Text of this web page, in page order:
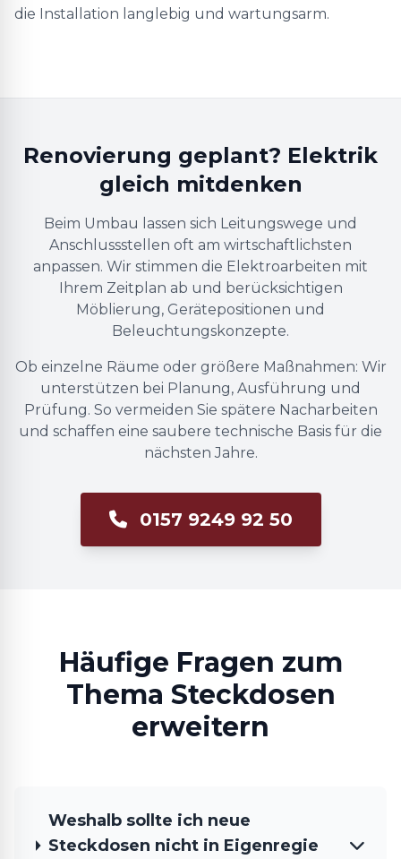
die Installation langlebig und wartungsarm.
Renovierung geplant? Elektrik
gleich mitdenken
Beim Umbau lassen sich Leitungswege und
Anschlussstellen oft am wirtschaftlichsten
anpassen. Wir stimmen die Elektroarbeiten mit
Ihrem Zeitplan ab und berücksichtigen
Möblierung, Gerätepositionen und
Beleuchtungskonzepte.
Ob einzelne Räume oder größere Maßnahmen: Wir
unterstützen bei Planung, Ausführung und
Prüfung. So vermeiden Sie spätere Nacharbeiten
und schaffen eine saubere technische Basis für die
nächsten Jahre.
0157 9249 92 50
Häufige Fragen zum
Thema Steckdosen
erweitern
Weshalb sollte ich neue
Steckdosen nicht in Eigenregie